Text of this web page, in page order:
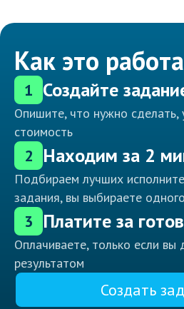
Как это
1 Создайте
Опишите, что нужно сделать,
стоимость
2 Находим за 2
Подбираем лучших
задания, вы выбираете одного
3 Платите за
Оплачиваете, только если вы
результатом
Создать